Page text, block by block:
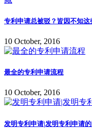
专利申请总被驳？皆因不知
10 October, 2016
最全的专利申请流程
10 October, 2016
发明专利申请|发明专利申请